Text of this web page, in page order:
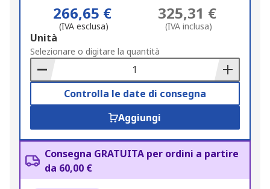
266,65 €
(IVA esclusa)
325,31 €
(IVA inclusa)
Add
to
Basket
Unità
Selezionare o digitare la quantità
Controlla le date di consegna
Aggiungi
Consegna GRATUITA per ordini a partire
da 60,00 €